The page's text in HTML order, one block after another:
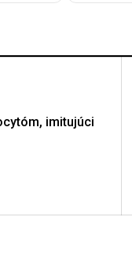
imitujúci